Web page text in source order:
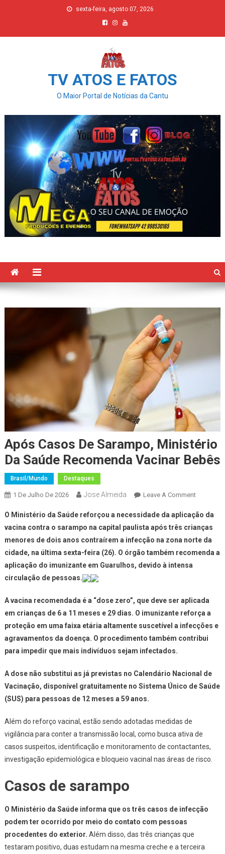
sexta-feira, agosto 07, 2026
TV ATOS E FATOS
O Maior Portal de Notícias da Cantu
Após Casos De Sarampo, Ministério
Da Saúde Recomenda Vacinar Bebês
Brasil/Mundo Destaques
1 De Julho De 2026 Jose Almeida Leave A CommentOn
Casos
De
Sarampo,
Ministério
Vacinar
Bebês
O Ministério da Saúde reforçou a necessidade da aplicação da
vacina contra o sarampo na capital paulista após três crianças
menores de dois anos contraírem a infecção na zona norte da
cidade, na última sexta-feira (26). O órgão também recomenda a
aplicação do imunizante em Guarulhos, devido à intensa
circulação de pessoas.
A vacina recomendada é a “dose zero”, que deve ser aplicada
em crianças de 6 a 11 meses e 29 dias. O imunizante reforça a
proteção em uma faixa etária altamente suscetível a infecções e
agravamentos da doença. O procedimento também contribui
para impedir que mais indivíduos sejam infectados.
A dose não substitui as já previstas no Calendário Nacional de
Vacinação, disponível gratuitamente no Sistema Único de Saúde
(SUS) para pessoas de 12 meses a 59 anos.
Além do reforço vacinal, estão sendo adotadas medidas de
vigilância para conter a transmissão local, como busca ativa de
casos suspeitos, identificação e monitoramento de contactantes,
investigação epidemiológica e bloqueio vacinal nas áreas de risco.
Casos de sarampo
O Ministério da Saúde informa que os três casos de infecção
podem ter ocorrido por meio do contato com pessoas
procedentes do exterior. Além disso, das três crianças que
testaram positivo, duas estudam na mesma creche e a terceira